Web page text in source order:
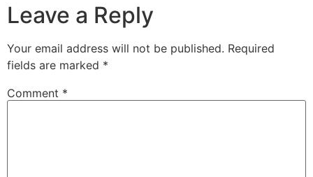
Leave a Reply
Your email address will not be published. Required
fields are marked *
Comment *